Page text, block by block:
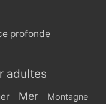
profonde
adultes
Mer Montagne